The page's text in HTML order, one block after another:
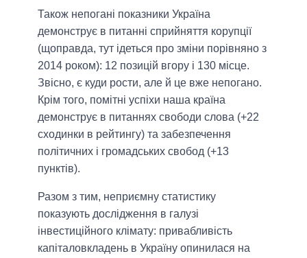
Також непогані показники Україна
демонструє в питанні сприйняття корупції
(щоправда, тут ідеться про зміни порівняно з
2014 роком): 12 позицій вгору і 130 місце.
Звісно, є куди рости, але й це вже непогано.
Крім того, помітні успіхи наша країна
демонструє в питаннях свободи слова (+22
сходинки в рейтингу) та забезпечення
політичних і громадських свобод (+13
пунктів).
Разом з тим, неприємну статистику
показують дослідження в галузі
інвестиційного клімату: привабливість
капіталовкладень в Україну опинилася на